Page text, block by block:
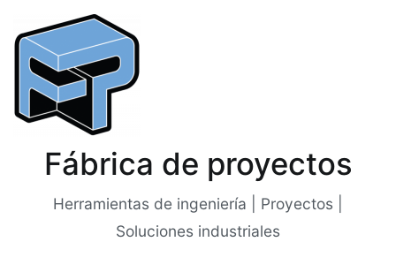
contenido
Fábrica de proyectos
Herramientas de ingeniería | Proyectos |
Soluciones industriales